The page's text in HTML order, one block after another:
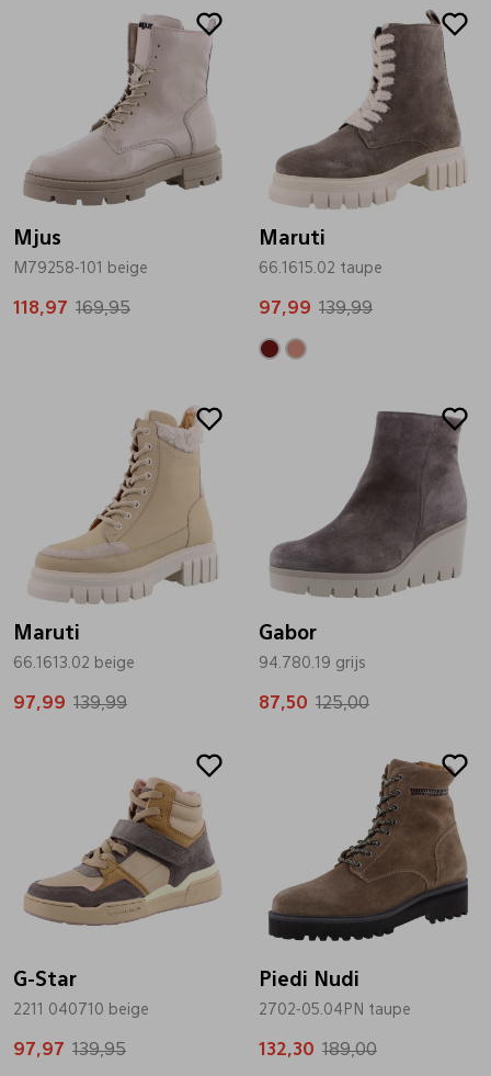
Mjus
M79258-101 beige
118,97 169,95
Maruti
66.1615.02 taupe
97,99 139,99
Maruti
66.1613.02 beige
97,99 139,99
Gabor
94.780.19 grijs
87,50 125,00
G-Star
2211 040710 beige
97,97 139,95
Piedi Nudi
2702-05.04PN taupe
132,30 189,00